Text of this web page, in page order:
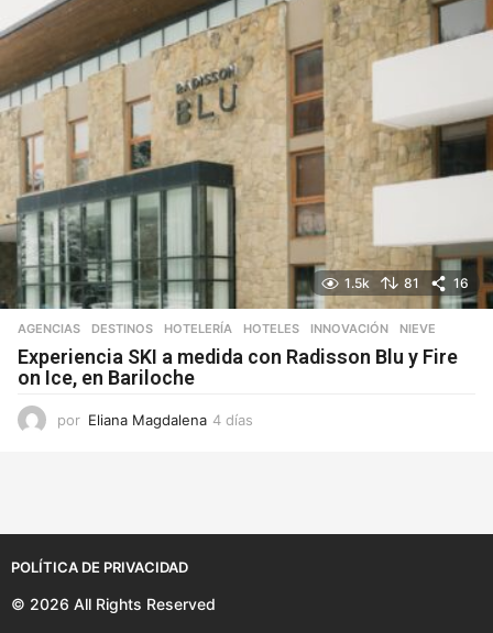
1.5k 81 16
AGENCIAS ,DESTINOS ,HOTELERÍA ,HOTELES ,INNOVACIÓN ,NIEVE
Experiencia SKI a medida con Radisson Blu y Fire
on Ice, en Bariloche
por Eliana Magdalena 4 días
POLÍTICA DE PRIVACIDAD
© 2026 All Rights Reserved